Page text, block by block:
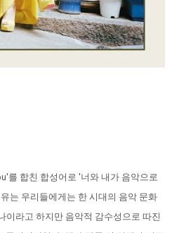
를 합친 합성어로 '너와 내가 음악으로
는 우리들에게는 한 시대의 음악 문화
이라고 하지만 음악적 감수성으로 따진